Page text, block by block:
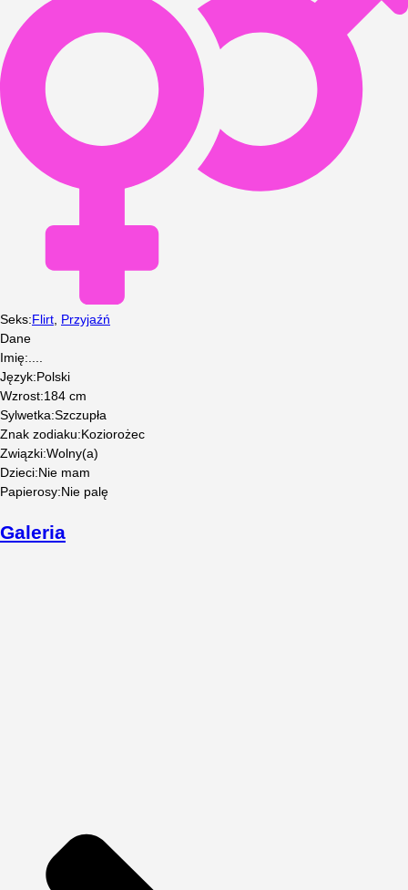
Seks:Flirt, Przyjaźń
Dane
Imię:....
Język:Polski
Wzrost:184 cm
Sylwetka:Szczupła
Znak zodiaku:Koziorożec
Związki:Wolny(a)
Dzieci:Nie mam
Papierosy:Nie palę
Galeria